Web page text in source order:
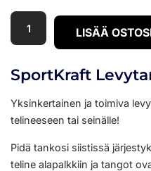
LISÄÄ
SportKraft
Yksinkertainen ja toimiva
telineeseen tai seinälle!
Pidä tankosi siistissä
teline alapalkkiin ja tangot